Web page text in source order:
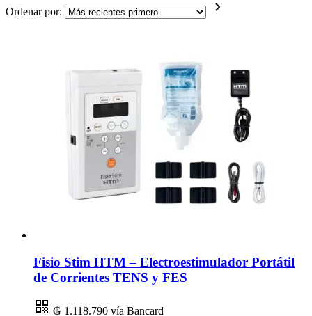
Ordenar por:
Fisio Stim HTM – Electroestimulador Portátil
de Corrientes TENS y FES
₲ 1.118.790 vía Bancard